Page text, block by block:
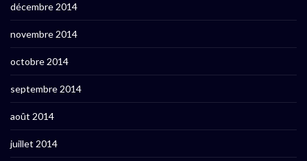
décembre 2014
novembre 2014
octobre 2014
septembre 2014
août 2014
juillet 2014